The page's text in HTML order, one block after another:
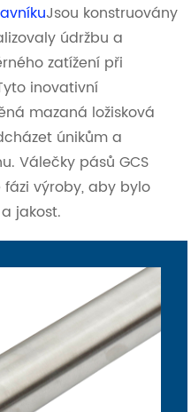
Jsou konstruovány
údržbu a
zatížení při
inovativní
mazaná ložisková
únikům a
Válečky pásů GCS
výroby, aby bylo
jakost.